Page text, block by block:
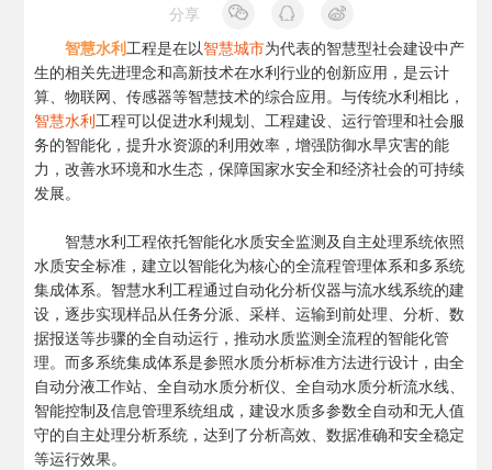
分享
智慧水利工程是在以智慧城市为代表的智慧型社会建设中产
生的相关先进理念和高新技术在水利行业的创新应用，是云计
算、物联网、传感器等智慧技术的综合应用。与传统水利相比，
智慧水利工程可以促进水利规划、工程建设、运行管理和社会服
务的智能化，提升水资源的利用效率，增强防御水旱灾害的能
力，改善水环境和水生态，保障国家水安全和经济社会的可持续
发展。
智慧水利工程依托智能化水质安全监测及自主处理系统依照
水质安全标准，建立以智能化为核心的全流程管理体系和多系统
集成体系。智慧水利工程通过自动化分析仪器与流水线系统的建
设，逐步实现样品从任务分派、采样、运输到前处理、分析、数
据报送等步骤的全自动运行，推动水质监测全流程的智能化管
理。而多系统集成体系是参照水质分析标准方法进行设计，由全
自动分液工作站、全自动水质分析仪、全自动水质分析流水线、
智能控制及信息管理系统组成，建设水质多参数全自动和无人值
守的自主处理分析系统，达到了分析高效、数据准确和安全稳定
等运行效果。